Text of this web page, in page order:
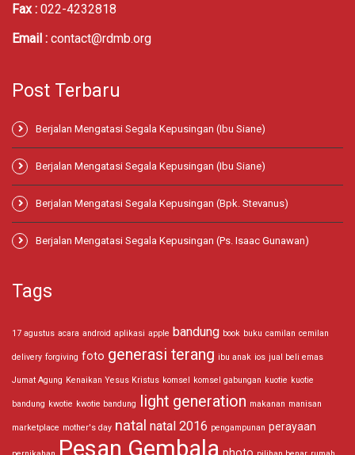
Fax : 022-4232818
Email : contact@rdmb.org
Post Terbaru
Berjalan Mengatasi Segala Kepusingan (Ibu Siane)
Berjalan Mengatasi Segala Kepusingan (Ibu Siane)
Berjalan Mengatasi Segala Kepusingan (Bpk. Stevanus)
Berjalan Mengatasi Segala Kepusingan (Ps. Isaac Gunawan)
Tags
17 agustus acara android aplikasi apple bandung book buku camilan cemilan
delivery forgiving foto generasi terang ibu anak ios jual beli emas
Jumat Agung Kenaikan Yesus Kristus komsel komsel gabungan kuotie kuotie
bandung kwotie kwotie bandung light generation makanan manisan
marketplace mother's day natal natal 2016 pengampunan perayaan
Pesan Gembala photo